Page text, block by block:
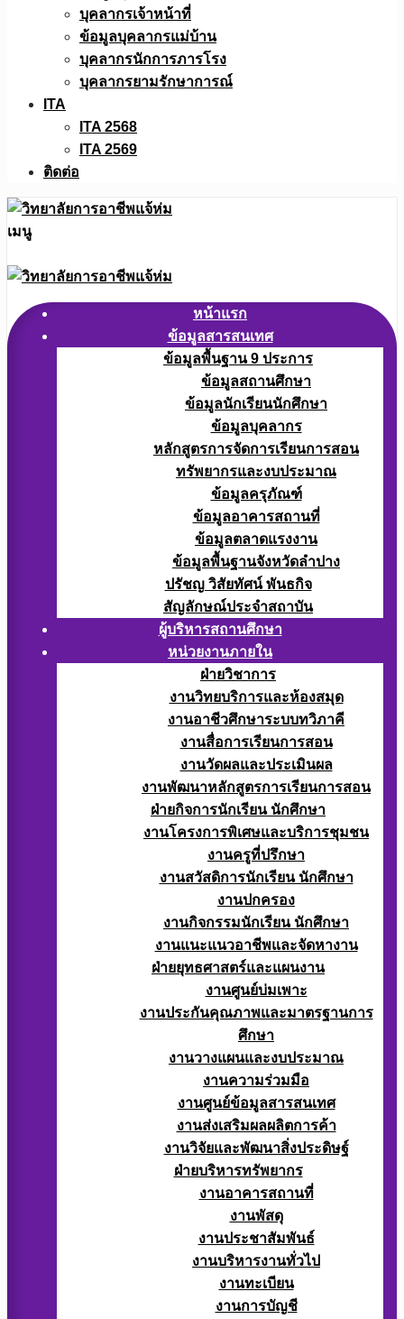
บุคลากรเจ้าหน้าที่
ข้อมูลบุคลากรแม่บ้าน
บุคลากรนักการภารโรง
บุคลากรยามรักษาการณ์
ITA
ITA 2568
ITA 2569
ติดต่อ
เมนู
หน้าแรก
ข้อมูลสารสนเทศ
ข้อมูลพื้นฐาน 9 ประการ
ข้อมูลสถานศึกษา
ข้อมูลนักเรียนนักศึกษา
ข้อมูลบุคลากร
หลักสูตรการจัดการเรียนการสอน
ทรัพยากรและงบประมาณ
ข้อมูลครุภัณฑ์
ข้อมูลอาคารสถานที่
ข้อมูลตลาดแรงงาน
ข้อมูลพื้นฐานจังหวัดลำปาง
ปรัชญ วิสัยทัศน์ พันธกิจ
สัญลักษณ์ประจำสถาบัน
ผู้บริหารสถานศึกษา
หน่วยงานภายใน
ฝ่ายวิชาการ
งานวิทยบริการและห้องสมุด
งานอาชีวศึกษาระบบทวิภาคี
งานสื่อการเรียนการสอน
งานวัดผลและประเมินผล
งานพัฒนาหลักสูตรการเรียนการสอน
ฝ่ายกิจการนักเรียน นักศึกษา
งานโครงการพิเศษและบริการชุมชน
งานครูที่ปรึกษา
งานสวัสดิการนักเรียน นักศึกษา
งานปกครอง
งานกิจกรรมนักเรียน นักศึกษา
งานแนะแนวอาชีพและจัดหางาน
ฝ่ายยุทธศาสตร์และแผนงาน
งานศูนย์บ่มเพาะ
งานประกันคุณภาพและมาตรฐานการ
ศึกษา
งานวางแผนและงบประมาณ
งานความร่วมมือ
งานศูนย์ข้อมูลสารสนเทศ
งานส่งเสริมผลผลิตการค้า
งานวิจัยและพัฒนาสิ่งประดิษฐ์
ฝ่ายบริหารทรัพยากร
งานอาคารสถานที่
งานพัสดุ
งานประชาสัมพันธ์
งานบริหารงานทั่วไป
งานทะเบียน
งานการบัญชี